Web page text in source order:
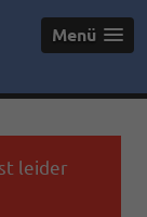
Menü
leider